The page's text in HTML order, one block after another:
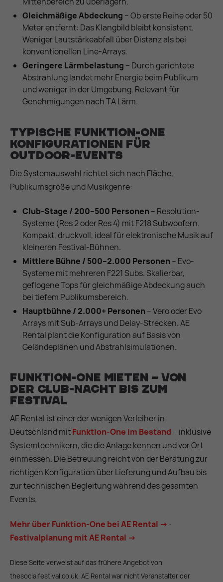
Gleichmäßige Abdeckung – Ob erste Reihe oder 50
Meter entfernt: Das Klangbild bleibt konsistent.
Weniger Lautstärkeabfall über Distanz als bei
konventionellen Line-Arrays.
Geringere Lärmbelastung – Durch gerichtete
Abstrahlung landet mehr Energie beim Publikum
und weniger in der Umgebung. Relevant für
Genehmigungen nach TA Lärm.
Typische Funktion-One
Konfigurationen für
Outdoor-Events
Die Systemauswahl richtet sich nach Fläche,
Publikumsgröße und Musikgenre:
Club-Stage / 200–500 Personen – Resolution-
Systeme (Res 2 oder Res 4) mit F218 Subwoofern.
Kompakt, druckvoll, ideal für elektronische Musik auf
kleineren Festival-Bühnen.
Mittlere Bühne / 500–2.000 Personen – Evo-
Systeme mit mehreren F221 Subs. Skalierbar,
geflogene Tops für gleichmäßige Abdeckung auch
bei tiefem Publikumsbereich.
Hauptbühne / 2.000+ Personen – Vero oder Evo
Arrays mit Sub-Arrays und Delay-Strecken. AE
Rental plant die Konfiguration auf Basis von
Geländeplänen und Abstrahlsimulationen.
Funktion-One mieten – von
der Club-Nacht bis zum
Festival
AE Rental ist einer der wenigen Verleiher in
Deutschland mitFunktion-One im Bestand – inklusive
Systemtechnikern, die die Anlage kennen und vor Ort
einmessen. Die Betreuung reicht von der Beratung zur
richtigen Konfiguration über Lieferung und Aufbau bis
zur technischen Begleitung während des gesamten
Events.
Mehr über Funktion-One bei AE Rental → ·
Festivalplanung mit AE Rental →
Diese Seite verweist auf das frühere Angebot von
thesocialfestival.co.uk. AE Rental war nicht Veranstalter der